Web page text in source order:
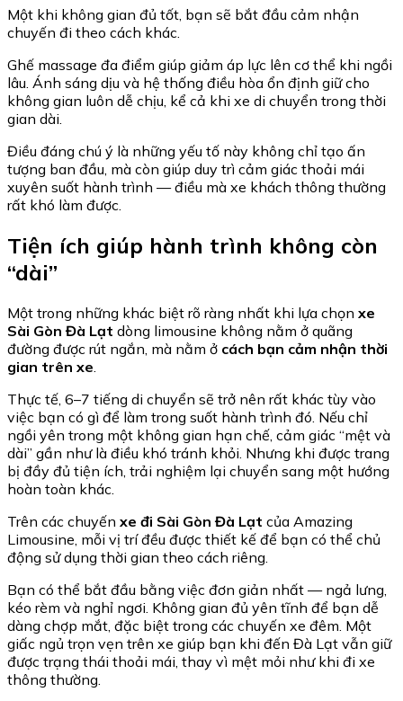
Một khi không gian đủ tốt, bạn sẽ bắt đầu cảm nhận
chuyến đi theo cách khác.
Ghế massage đa điểm giúp giảm áp lực lên cơ thể khi ngồi
lâu. Ánh sáng dịu và hệ thống điều hòa ổn định giữ cho
không gian luôn dễ chịu, kể cả khi xe di chuyển trong thời
gian dài.
Điều đáng chú ý là những yếu tố này không chỉ tạo ấn
tượng ban đầu, mà còn giúp duy trì cảm giác thoải mái
xuyên suốt hành trình — điều mà xe khách thông thường
rất khó làm được.
Tiện ích giúp hành trình không còn
“dài”
Một trong những khác biệt rõ ràng nhất khi lựa chọn xe
Sài Gòn Đà Lạt dòng limousine không nằm ở quãng
đường được rút ngắn, mà nằm ở cách bạn cảm nhận thời
gian trên xe
Thực tế, 6–7 tiếng di chuyển sẽ trở nên rất khác tùy vào
việc bạn có gì để làm trong suốt hành trình đó. Nếu chỉ
ngồi yên trong một không gian hạn chế, cảm giác “mệt và
dài” gần như là điều khó tránh khỏi. Nhưng khi được trang
bị đầy đủ tiện ích, trải nghiệm lại chuyển sang một hướng
hoàn toàn khác.
Trên các chuyến xe đi Sài Gòn Đà Lạt của Amazing
Limousine , mỗi vị trí đều được thiết kế để bạn có thể chủ
động sử dụng thời gian theo cách riêng.
Bạn có thể bắt đầu bằng việc đơn giản nhất — ngả lưng,
kéo rèm và nghỉ ngơi. Không gian đủ yên tĩnh để bạn dễ
dàng chợp mắt, đặc biệt trong các chuyến xe đêm. Một
giấc ngủ trọn vẹn trên xe giúp bạn khi đến Đà Lạt vẫn giữ
được trạng thái thoải mái, thay vì mệt mỏi như khi đi xe
thông thường.